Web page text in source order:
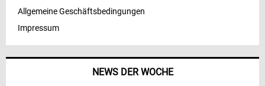
NEWS DER WOCHE
Allgemeine Geschäftsbedingungen
Impressum